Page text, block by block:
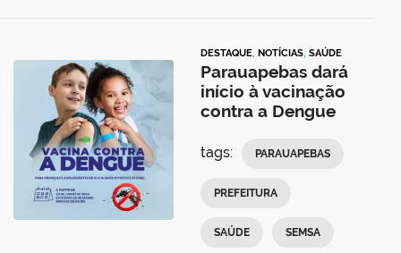
DESTAQUE, NOTÍCIAS, SAÚDE
Parauapebas dará
início à vacinação
contra a Dengue
tags: PARAUAPEBAS
PREFEITURA
SAÚDE SEMSA